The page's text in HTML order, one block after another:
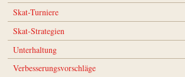
Skat-Turniere
Skat-Strategien
Unterhaltung
Verbesserungsvorschläge